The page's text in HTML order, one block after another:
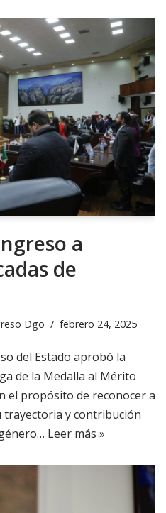
a
de
Dgo febrero 24, 2025
del Estado aprobó la
de la Medalla al Mérito
el propósito de reconocer a
trayectoria y contribución
Leer más »